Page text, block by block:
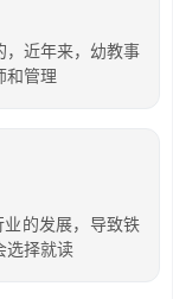
，近年来，幼教事
和管理
的发展，导致铁
选择就读